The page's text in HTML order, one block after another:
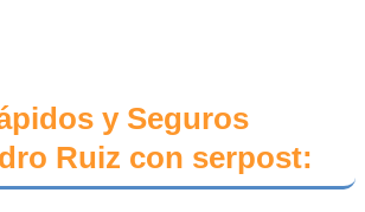
y Seguros
Ruiz con serpost: